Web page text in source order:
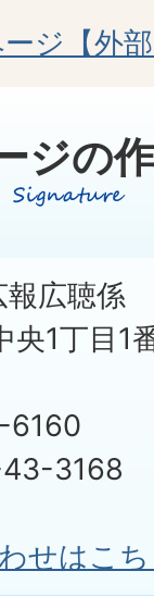
ジ【外
ジの
広聴係
1丁目1
6160
3168
せはこ